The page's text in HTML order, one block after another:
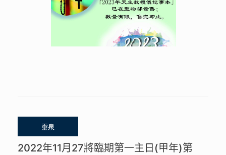
2022年11月27將臨期第一主日(甲年)第